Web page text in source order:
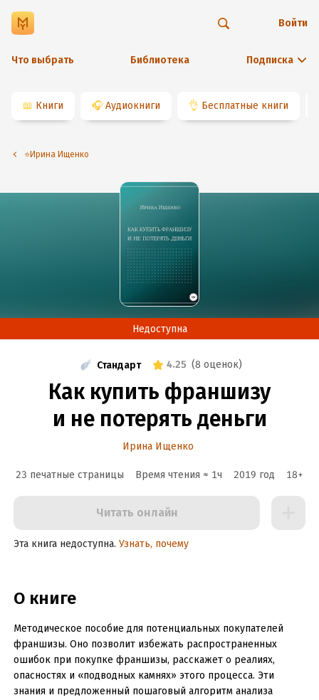
Что выбрать Библиотека Подписка
Войти
📖 Книги 🎧 Аудиокниги 👌 Бесплатные книги
⭐️Ирина Ищенко
Недоступна
Стандарт 4.25 (8 оценок)
Как купить франшизу
и не потерять деньги
Ирина Ищенко
23 печатные страницы Время чтения ≈ 1ч 2019 год 18+
Читать онлайн
Эта книга недоступна. Узнать, почему
О книге
Методическое пособие для потенциальных покупателей
франшизы. Оно позволит избежать распространенных
ошибок при покупке франшизы, расскажет о реалиях,
опасностях и «подводных камнях» этого процесса. Эти
знания и предложенный пошаговый алгоритм анализа